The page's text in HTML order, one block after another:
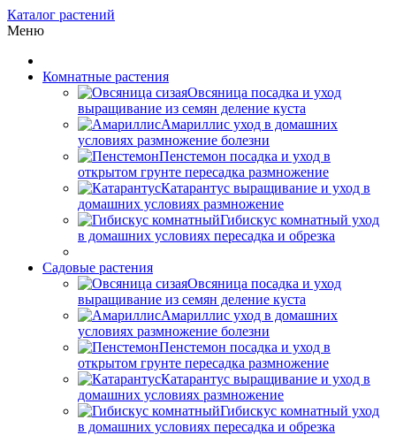
Каталог растений
Меню
Комнатные растения
Овсяница посадка и уход
выращивание из семян деление куста
Амариллис уход в домашних
условиях размножение болезни
Пенстемон посадка и уход в
открытом грунте пересадка размножение
Катарантус выращивание и уход в
домашних условиях размножение
Гибискус комнатный уход
в домашних условиях пересадка и обрезка
Садовые растения
Овсяница посадка и уход
выращивание из семян деление куста
Амариллис уход в домашних
условиях размножение болезни
Пенстемон посадка и уход в
открытом грунте пересадка размножение
Катарантус выращивание и уход в
домашних условиях размножение
Гибискус комнатный уход
в домашних условиях пересадка и обрезка